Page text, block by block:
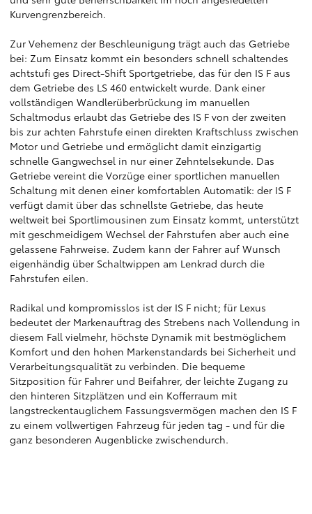
Kurvengrenzbereich.
Zur Vehemenz der Beschleunigung trägt auch das Getriebe
bei: Zum Einsatz kommt ein besonders schnell schaltendes
achtstufi ges Direct-Shift Sportgetriebe, das für den IS F aus
dem Getriebe des LS 460 entwickelt wurde. Dank einer
vollständigen Wandlerüberbrückung im manuellen
Schaltmodus erlaubt das Getriebe des IS F von der zweiten
bis zur achten Fahrstufe einen direkten Kraftschluss zwischen
Motor und Getriebe und ermöglicht damit einzigartig
schnelle Gangwechsel in nur einer Zehntelsekunde. Das
Getriebe vereint die Vorzüge einer sportlichen manuellen
Schaltung mit denen einer komfortablen Automatik: der IS F
verfügt damit über das schnellste Getriebe, das heute
weltweit bei Sportlimousinen zum Einsatz kommt, unterstützt
mit geschmeidigem Wechsel der Fahrstufen aber auch eine
gelassene Fahrweise. Zudem kann der Fahrer auf Wunsch
eigenhändig über Schaltwippen am Lenkrad durch die
Fahrstufen eilen.
Radikal und kompromisslos ist der IS F nicht; für Lexus
bedeutet der Markenauftrag des Strebens nach Vollendung in
diesem Fall vielmehr, höchste Dynamik mit bestmöglichem
Komfort und den hohen Markenstandards bei Sicherheit und
Verarbeitungsqualität zu verbinden. Die bequeme
Sitzposition für Fahrer und Beifahrer, der leichte Zugang zu
den hinteren Sitzplätzen und ein Kofferraum mit
langstreckentauglichem Fassungsvermögen machen den IS F
zu einem vollwertigen Fahrzeug für jeden tag - und für die
ganz besonderen Augenblicke zwischendurch.